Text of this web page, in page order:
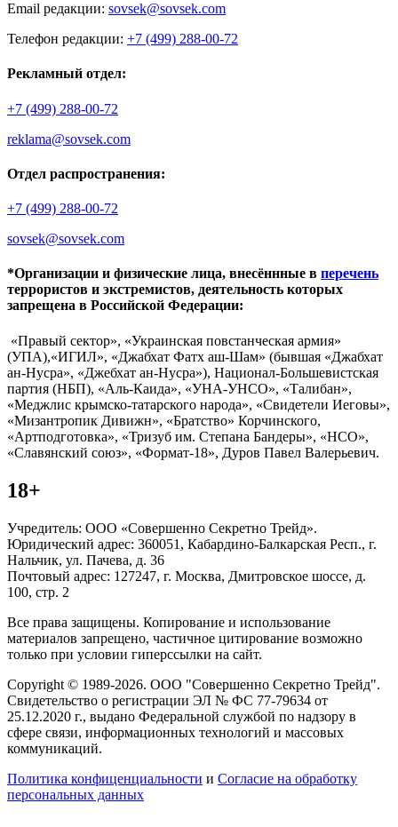
Email редакции: sovsek@sovsek.com
Телефон редакции: +7 (499) 288-00-72
Рекламный отдел:
+7 (499) 288-00-72
reklama@sovsek.com
Отдел распространения:
+7 (499) 288-00-72
sovsek@sovsek.com
*Организации и физические лица, внесённные в перечень
террористов и экстремистов, деятельность которых
запрещена в Российской Федерации:
«Правый сектор», «Украинская повстанческая армия»
(УПА),«ИГИЛ», «Джабхат Фатх аш-Шам» (бывшая «Джабхат
ан-Нусра», «Джебхат ан-Нусра»), Национал-Большевистская
партия (НБП), «Аль-Каида», «УНА-УНСО», «Талибан»,
«Меджлис крымско-татарского народа», «Свидетели Иеговы»,
«Мизантропик Дивижн», «Братство» Корчинского,
«Артподготовка», «Тризуб им. Степана Бандеры», «НСО»,
«Славянский союз», «Формат-18», Дуров Павел Валерьевич.
18+
Учредитель: ООО «Совершенно Секретно Трейд».
Юридический адрес: 360051, Кабардино-Балкарская Респ., г.
Нальчик, ул. Пачева, д. 36
Почтовый адрес: 127247, г. Москва, Дмитровское шоссе, д.
100, стр. 2
Все права защищены. Копирование и использование
материалов запрещено, частичное цитирование возможно
только при условии гиперссылки на сайт.
Copyright © 1989-2026. ООО "Совершенно Секретно Трейд".
Свидетельство о регистрации ЭЛ № ФС 77-79634 от
25.12.2020 г., выдано Федеральной службой по надзору в
сфере связи, информационных технологий и массовых
коммуникаций.
Политика конфиценциальности и Согласие на обработку
персональных данных